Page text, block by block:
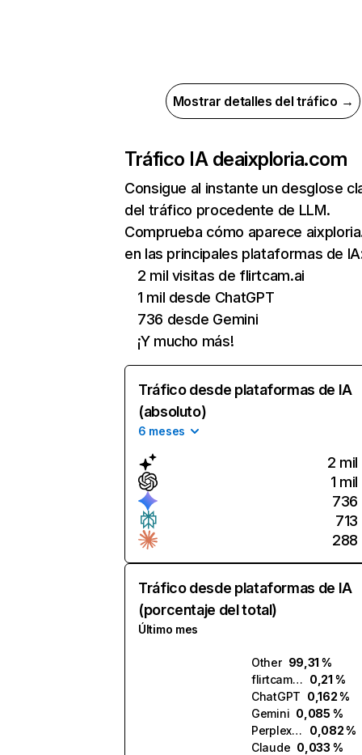
Mostrar detalles del tráfico →
Tráfico IA deaixploria.com
Consigue al instante un desglose
del tráfico procedente de LLM.
Comprueba cómo aparece
en las principales plataformas de
2 mil visitas de flirtcam.ai
1 mil desde ChatGPT
736 desde Gemini
¡Y mucho más!
Tráfico desde plataformas de IA
(absoluto)
6 meses
2 mil
1 mil
736
713
288
Tráfico desde plataformas de IA
(porcentaje del total)
Último mes
Other 99,31 %
flirtcam.ai 0,21 %
ChatGPT 0,162 %
Gemini 0,085 %
Perplexity
0,082 %
Claude 0,033 %